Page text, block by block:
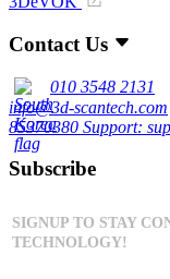
Contact Us
010 3548 2131
info@3d-scantech.com
85370380 Support:
Subscribe